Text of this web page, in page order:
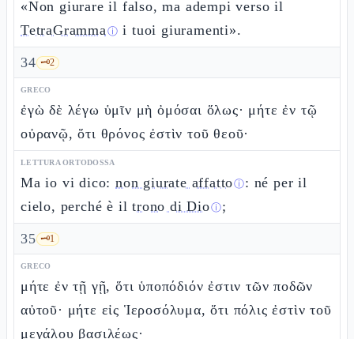
«Non giurare il falso, ma adempi verso il
TetraGrammaⓘ i tuoi giuramenti».
34 🗝️2
GRECO
ἐγὼ δὲ λέγω ὑμῖν μὴ ὀμόσαι ὅλως· μήτε ἐν τῷ
οὐρανῷ, ὅτι θρόνος ἐστὶν τοῦ θεοῦ·
LETTURA ORTODOSSA
Ma io vi dico:non giurate affattoⓘ: né per il
cielo, perché è iltrono di Dioⓘ;
35 🗝️1
GRECO
μήτε ἐν τῇ γῇ, ὅτι ὑποπόδιόν ἐστιν τῶν ποδῶν
αὐτοῦ· μήτε εἰς Ἱεροσόλυμα, ὅτι πόλις ἐστὶν τοῦ
μεγάλου βασιλέως·